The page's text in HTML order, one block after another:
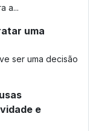
a...
uma
ser uma decisão
e